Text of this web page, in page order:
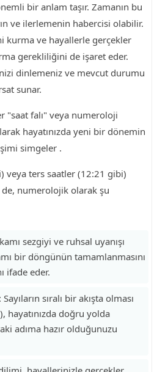
bir anlam taşır. Zamanın bu
ve ilerlemenin habercisi olabilir.
kurma ve hayallerle gerçekler
gerekliliğini de işaret eder.
dinlemeniz ve mevcut durumu
sunar.
"saat falı" veya numeroloji
hayatınızda yeni bir dönemin
simgeler .
veya ters saatler (12:21 gibi)
numerolojik olarak şu
sezgiyi ve ruhsal uyanışı
bir döngünün tamamlanmasını
ifade eder.
sıralı bir akışta olması
hayatınızda doğru yolda
adıma hazır olduğunuzu